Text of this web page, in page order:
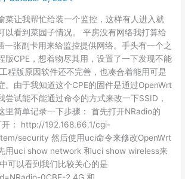
菜让我帮忙给装一个监控，这样有人进入就
以看到菜园子情况。 平房没有网络我打算给
一张副卡用来给监控提供网络。手头有一个之
版CPE，想着物尽其用，设置了一下发现不能
程版原因软件还不完善，也凑合着能用可是
。由于我知道这个CPE的固件是通过OpenWrt
尝试能不能通过命令的方式来改一下SSID，
里简单记录一下步骤： 首先打开NRadio的
开： http://192.168.66.1/cgi-
security 然后使用uci命令来修改OpenWrt
用uci show network 和uci show wireless来
可以看到我们比较关心的是